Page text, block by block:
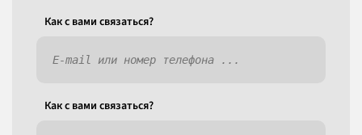
Как c вами связаться?
Как c вами связаться?